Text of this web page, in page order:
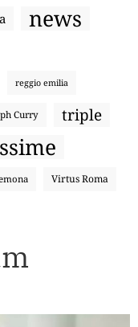
news
reggio emilia
Curry triple
Virtus Roma